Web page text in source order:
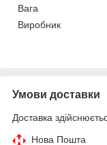
Вага
Виробник
Умови доставки
Доставка
Нова Пошта